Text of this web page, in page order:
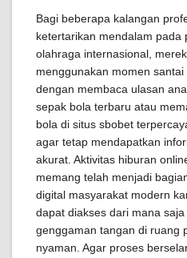
Bagi beberapa kalangan
ketertarikan mendalam pada
olahraga internasional,
menggunakan momen
dengan membaca ulasan
sepak bola terbaru atau
bola di situs sbobet
agar tetap mendapatkan
akurat. Aktivitas hiburan
memang telah menjadi
digital masyarakat modern
dapat diakses dari mana
genggaman tangan di ruang
nyaman. Agar proses